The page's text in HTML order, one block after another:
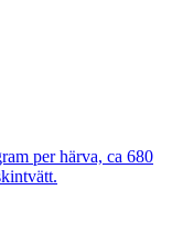
per härva, ca 680